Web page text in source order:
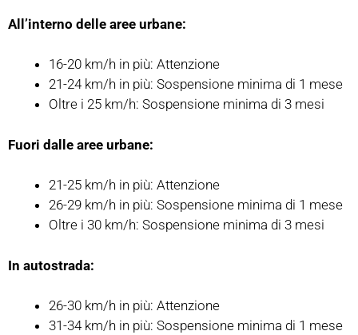
All’interno delle aree urbane:
16-20 km/h in più: Attenzione
21-24 km/h in più: Sospensione minima di 1 mese
Oltre i 25 km/h: Sospensione minima di 3 mesi
Fuori dalle aree urbane:
21-25 km/h in più: Attenzione
26-29 km/h in più: Sospensione minima di 1 mese
Oltre i 30 km/h: Sospensione minima di 3 mesi
In autostrada:
26-30 km/h in più: Attenzione
31-34 km/h in più: Sospensione minima di 1 mese